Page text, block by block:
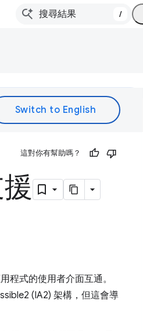
/
這對你有幫助嗎？
程式的使用者介面互通。
(IA2) 架構，但這會導